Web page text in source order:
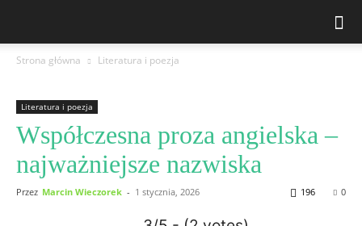
Strona główna Literatura i poezja
Literatura i poezja
Współczesna proza angielska –
najważniejsze nazwiska
Przez Marcin Wieczorek - 1 stycznia, 2026 0
196